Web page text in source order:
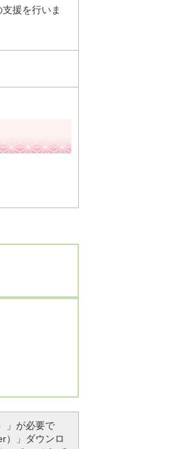
援を行いま
」が必要で
）」ダウンロ